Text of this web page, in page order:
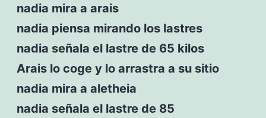
nadia mira a arais
nadia piensa mirando los lastres
nadia señala el lastre de 65 kilos
Arais lo coge y lo arrastra a su sitio
nadia mira a aletheia
nadia señala el lastre de 85